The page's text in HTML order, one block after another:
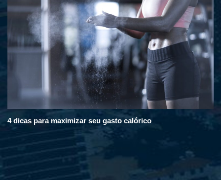
4 dicas para maximizar seu gasto calórico